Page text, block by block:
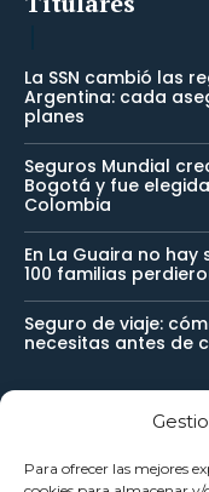
Para ofrecer las mejores
La SSN cambió las
Argentina: cada
planes
Seguros Mundial
Bogotá y fue
Colombia
En La Guaira no
100 familias
Seguro de viaje:
necesitas antes de
Newsletter